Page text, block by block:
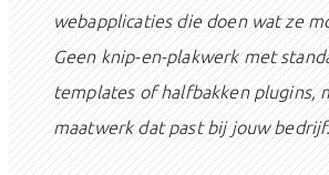
webapplicaties die doen wat ze
Geen knip-en-plakwerk met
templates of halfbakken plugins,
maatwerk dat past bij jouw